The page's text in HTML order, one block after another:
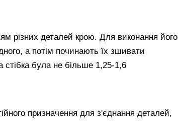
різних деталей крою. Для виконання його
а потім починають їх зшивати
була не більше 1,25-1,6